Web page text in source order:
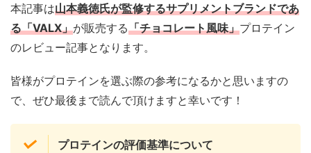
本記事は山本義徳氏が監修するサプリメントブランドであ
る「VALX」が販売する「チョコレート風味」プロテイン
のレビュー記事となります。
皆様がプロテインを選ぶ際の参考になるかと思いますの
で、ぜひ最後まで読んで頂けますと幸いです！
プロテインの評価基準について